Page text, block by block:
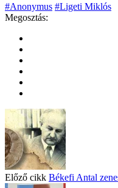
#Anonymus #Ligeti Miklós
Megosztás:
Előző cikk Békefi Antal